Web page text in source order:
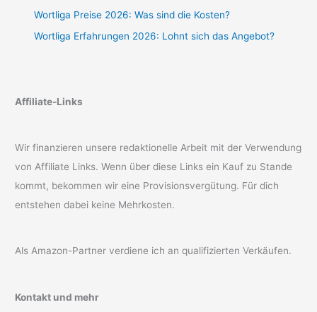
Wortliga Preise 2026: Was sind die Kosten?
Wortliga Erfahrungen 2026: Lohnt sich das Angebot?
Affiliate-Links
Wir finanzieren unsere redaktionelle Arbeit mit der Verwendung
von Affiliate Links. Wenn über diese Links ein Kauf zu Stande
kommt, bekommen wir eine Provisionsvergütung. Für dich
entstehen dabei keine Mehrkosten.
Als Amazon-Partner verdiene ich an qualifizierten Verkäufen.
Kontakt und mehr